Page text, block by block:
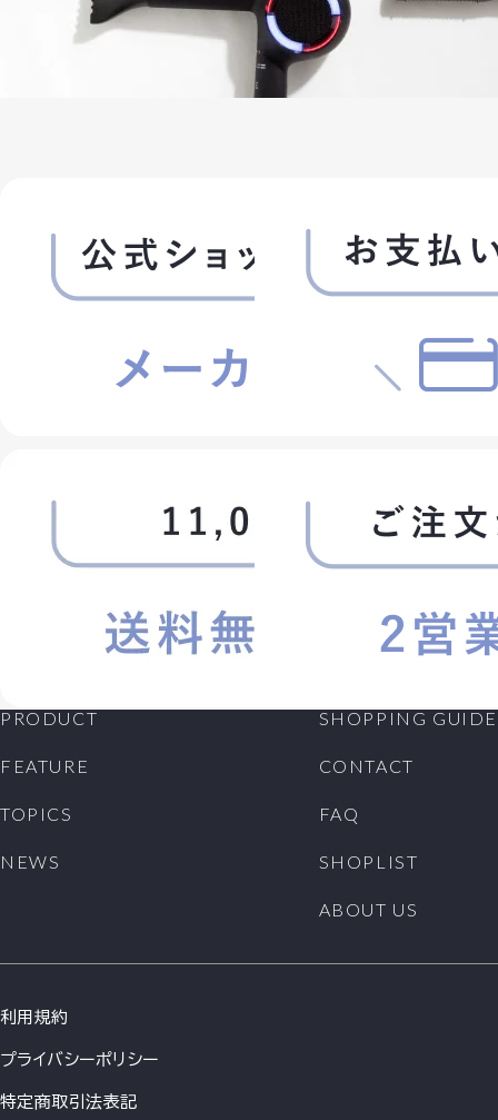
PRODUCT
FEATURE
TOPICS
NEWS
SHOPPING GUIDE
CONTACT
FAQ
SHOPLIST
ABOUT US
利用規約
プライバシーポリシー
特定商取引法表記